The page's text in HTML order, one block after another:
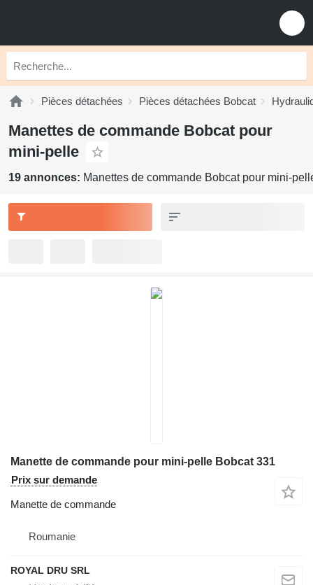
Pièces détachées Pièces détachées Bobcat
Manettes de commande Bobcat pour
mini-pelle
19 annonces: Manettes de commande Bobcat pour mini-
Manette de commande pour mini-pelle Bobcat 331
Prix sur demande
Manette de commande
Roumanie
ROYAL DRU SRL